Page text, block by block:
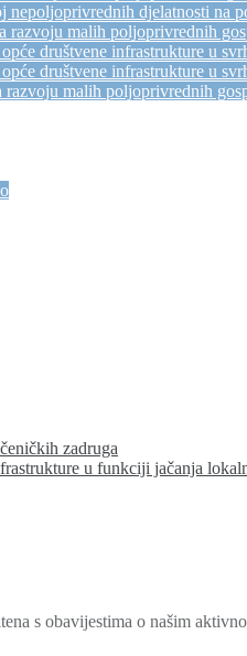
djelatnosti na
malih poljoprivrednih
društvene infrastrukture u
društvene infrastrukture u
malih poljoprivrednih
zadruga
u funkciji jačanja
s obavijestima o našim